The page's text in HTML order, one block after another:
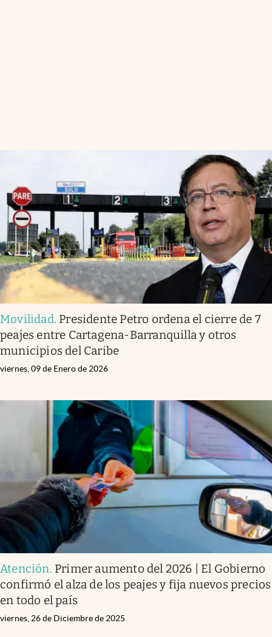
Movilidad. Presidente Petro ordena el cierre de 7
peajes entre Cartagena-Barranquilla y otros
municipios del Caribe
viernes, 09 de Enero de 2026
Atención. Primer aumento del 2026 | El Gobierno
confirmó el alza de los peajes y fija nuevos precios
en todo el país
viernes, 26 de Diciembre de 2025